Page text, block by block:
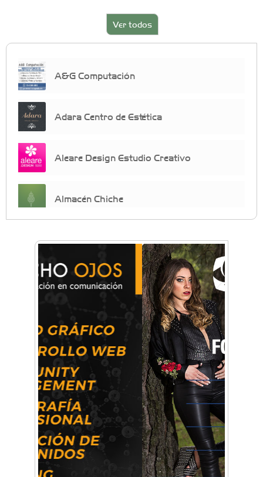
Ver todos
A&G Computación
Adara Centro de Estética
Aleare Design Estudio Creativo
Almacén Chiche
crecimiento personal
Arq. Horacio Alejandro Sánchez
Artística ApasionArte
Artística Catalina
Artística Veral
BAIC Ramos Mejía